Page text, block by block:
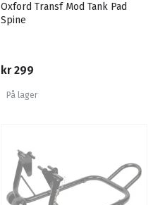
Oxford Transf Mod Tank Pad
Spine
kr 299
På lager